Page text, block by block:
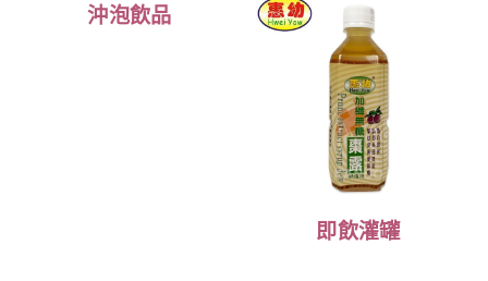
沖泡飲品
即飲灌罐